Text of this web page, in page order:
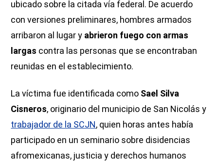
ubicado sobre la citada vía federal. De acuerdo
con versiones preliminares, hombres armados
arribaron al lugar y abrieron fuego con armas
largas contra las personas que se encontraban
reunidas en el establecimiento.
La víctima fue identificada como Sael Silva
Cisneros, originario del municipio de San Nicolás y
trabajador de la SCJN, quien horas antes había
participado en un seminario sobre disidencias
afromexicanas, justicia y derechos humanos